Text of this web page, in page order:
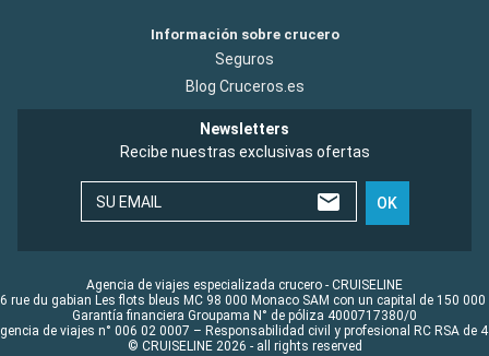
Información sobre crucero
Seguros
Blog Cruceros.es
Newsletters
Recibe nuestras exclusivas ofertas
SU EMAIL OK
Agencia de viajes especializada crucero - CRUISELINE
rue du gabian Les flots bleus MC 98 000 Monaco SAM con un capital de 150 000
Garantía financiera Groupama N° de póliza 4000717380/0
de viajes n° 006 02 0007 – Responsabilidad civil y profesional RC RSA de
© CRUISELINE 2026 - all rights reserved